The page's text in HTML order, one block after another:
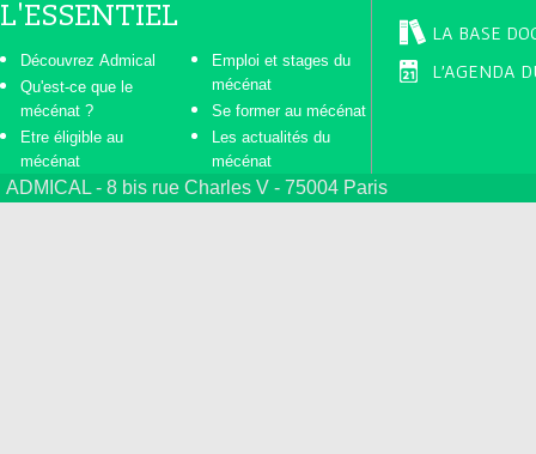
L'ESSENTIEL
Découvrez Admical
Qu'est-ce que le
mécénat ?
Etre éligible au
mécénat
Emploi et stages du
mécénat
Se former au mécénat
Les actualités du
mécénat
LA BASE
L'AGENDA
ADMICAL - 8 bis rue Charles V - 75004 Paris